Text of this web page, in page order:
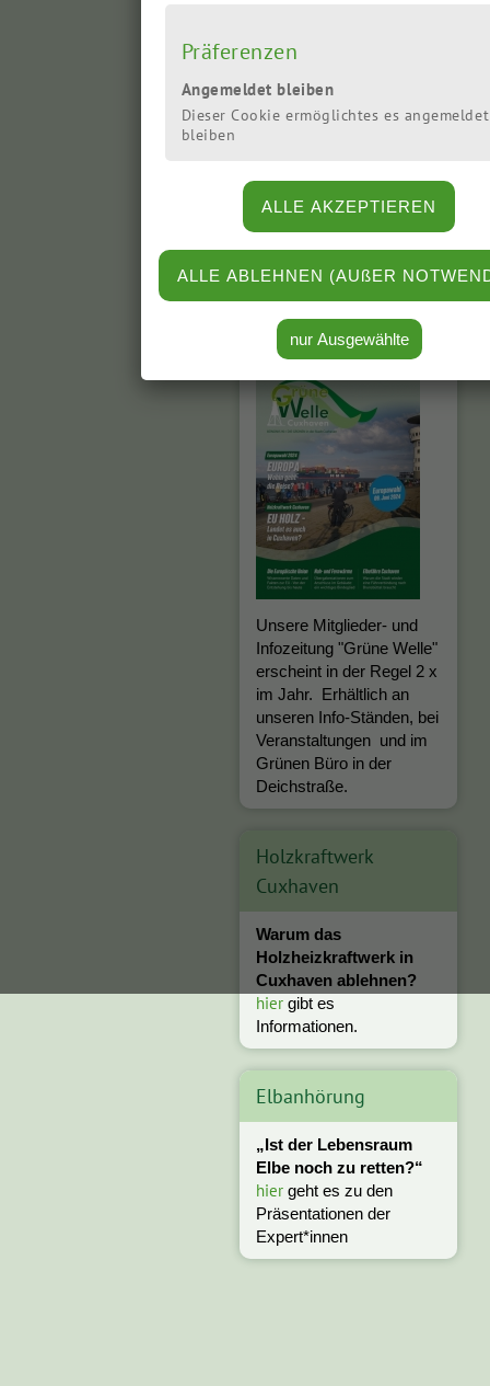
Präferenzen
Angemeldet bleiben
Dieser Cookie ermöglichtes es
bleiben
niedersächsischen
2017 im Landtag. Sie
wurde im Herbst 2022
November 2022 in den
erweiterten
Fraktionsvorstand
gewählt. ...»mehr
Grüne Welle
Unsere Mitglieder- und
Infozeitung "Grüne Welle"
erscheint in der Regel 2 x
im Jahr. Erhältlich an
unseren Info-Ständen, bei
Veranstaltungen und im
Grünen Büro in der
Deichstraße.
Holzkraftwerk
Cuxhaven
Warum das
Holzheizkraftwerk in
Cuxhaven ablehnen?
hiergibt es
Informationen.
Elbanhörung
„Ist der Lebensraum
Elbe noch zu retten?“
hiergeht es zu den
Präsentationen der
Expert*innen